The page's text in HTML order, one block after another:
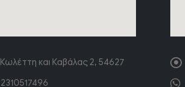
Κωλέττη και Καβάλας 2, 54627
2310517496